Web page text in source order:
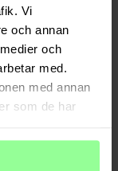
Vi
och annan
och
med.
med annan
som de har